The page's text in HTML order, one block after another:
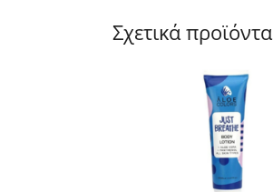
Σχετικά προϊόντα